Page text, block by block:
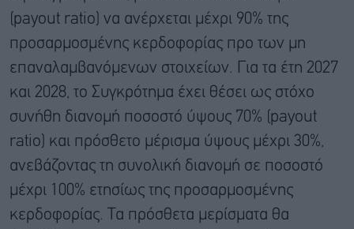
(payout ratio) να ανέρχεται μέχρι 90% της
προσαρμοσμένης κερδοφορίας προ των μη
επαναλαμβανόμενων στοιχείων. Για τα έτη 2027
και 2028, το Συγκρότημα έχει θέσει ως στόχο
συνήθη διανομή ποσοστό ύψους 70% (payout
ratio) και πρόσθετο μέρισμα ύψους μέχρι 30%,
ανεβάζοντας τη συνολική διανομή σε ποσοστό
μέχρι 100% ετησίως της προσαρμοσμένης
κερδοφορίας. Τα πρόσθετα μερίσματα θα